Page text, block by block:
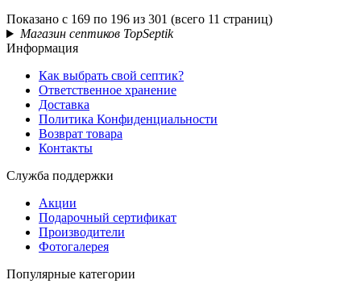
Показано с 169 по 196 из 301 (всего 11 страниц)
Магазин септиков TopSeptik
Информация
Как выбрать свой септик?
Ответственное хранение
Доставка
Политика Конфиденциальности
Возврат товара
Контакты
Служба поддержки
Акции
Подарочный сертификат
Производители
Фотогалерея
Популярные категории